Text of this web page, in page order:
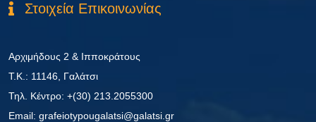
Στοιχεία Επικοινωνίας
Αρχιμήδους 2 & Ιπποκράτους
Τ.Κ.: 11146, Γαλάτσι
Τηλ. Κέντρο: +(30) 213.2055300
Εmail: grafeiotypougalatsi@galatsi.gr